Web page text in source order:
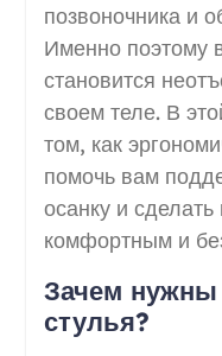
позвоночника и
Именно поэтому
становится
своем теле. В
том, как
помочь вам
осанку и
комфортным и
Зачем
стулья?